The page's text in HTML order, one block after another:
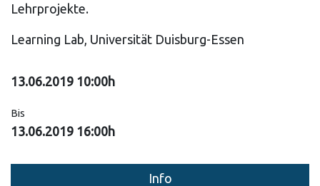
Lehrprojekte.
Learning Lab, Universität Duisburg-Essen
13.06.2019 10:00h
Bis
13.06.2019 16:00h
Info